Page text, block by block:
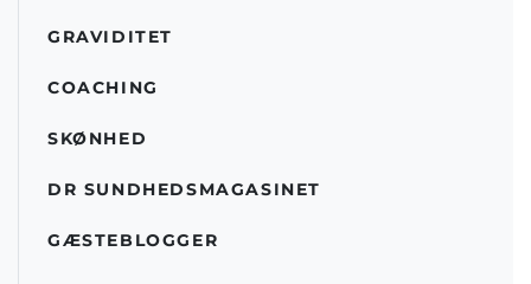
GRAVIDITET
COACHING
SKØNHED
DR SUNDHEDSMAGASINET
GÆSTEBLOGGER